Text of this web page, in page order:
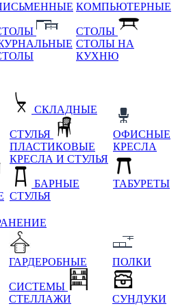
КОМПЬЮТЕРНЫЕ
СТОЛЫ
СТОЛЫ НА
КУХНЮ
СКЛАДНЫЕ
СТУЛЬЯ
ПЛАСТИКОВЫЕ
КРЕСЛА И СТУЛЬЯ
БАРНЫЕ
СТУЛЬЯ
ОФИСНЫЕ
КРЕСЛА
ТАБУРЕТЫ
ГАРДЕРОБНЫЕ
СИСТЕМЫ
СТЕЛЛАЖИ
ПОЛКИ
СУНДУКИ